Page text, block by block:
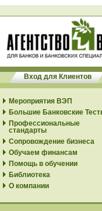
Вход для Клиентов
Мероприятия ВЭП
Большие Банковские
Профессиональные
стандарты
Сопровождение бизнеса
Обучаем финансам
Помощь в обучении
Библиотека
О компании